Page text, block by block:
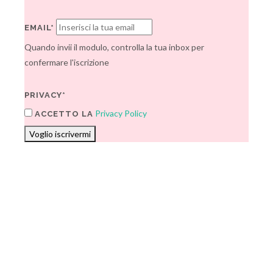
EMAIL*
Quando invii il modulo, controlla la tua inbox per
confermare l'iscrizione
PRIVACY*
ACCETTO LA Privacy Policy
Voglio iscrivermi